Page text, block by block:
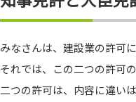
みなさんは、建設業の許可
それでは、この二つの許可
二つの許可は、内容に違い